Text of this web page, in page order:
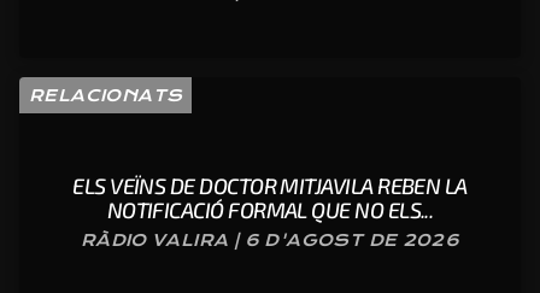
RELACIONATS
ELS VEÏNS DE DOCTOR MITJAVILA REBEN LA
NOTIFICACIÓ FORMAL QUE NO ELS...
RÀDIO VALIRA | 6 D'AGOST DE 2026